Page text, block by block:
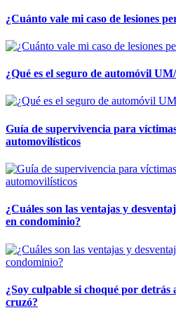
¿Cuánto vale mi caso de lesiones
¿Qué es el seguro de automóvil
Guía de supervivencia para
automovilísticos
¿Cuáles son las ventajas y
en condominio?
¿Soy culpable si choqué por detrás
cruzó?